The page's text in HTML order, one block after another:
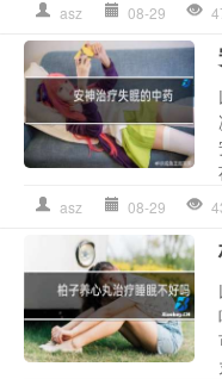
asz 08-29
asz 08-29